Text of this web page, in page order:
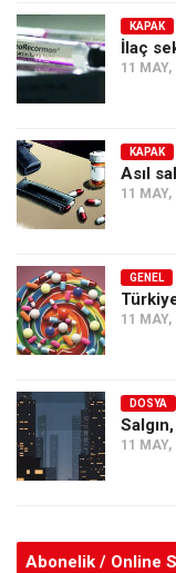
KAPAK
İlaç
11 MAY,
KAPAK
Asıl
11 MAY,
GENEL
11 MAY,
DOSYA
11 MAY,
Abonelik / Online